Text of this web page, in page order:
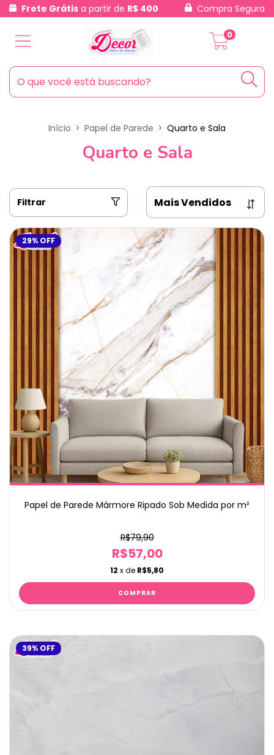
Frete Grátis a partir de R$ 400 Compra Segura
0
Início > Papel de Parede > Quarto e Sala
Quarto e Sala
Filtrar
29% OFF
Papel de Parede Mármore Ripado Sob Medida por m²
R$79,90
R$57,00
12 x de R$5,80
39% OFF